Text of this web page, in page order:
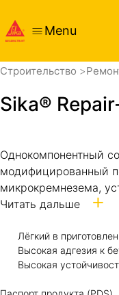
Menu
Cтроительство
Sika®
Однокомпонентный
модифицированный
микрокремнезема,
агрессии,
составах серии Sika
Читать дальше
Лёгкий в
Высокая адгезия к
Высокая